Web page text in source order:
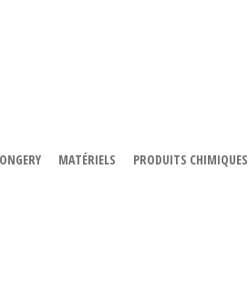
MATÉRIELS PRODUITS CHIMIQUES